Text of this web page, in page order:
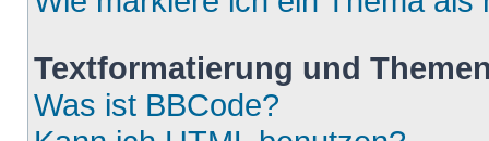
Textformatierung und
Was ist BBCode?